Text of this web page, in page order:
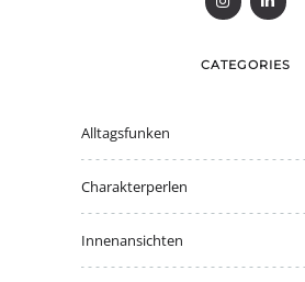
CATEGORIES
Alltagsfunken
Charakterperlen
Innenansichten